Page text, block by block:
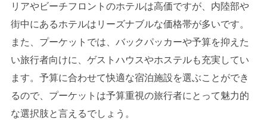
リアやビーチフロントのホテルは高価ですが、内陸部や
街中にあるホテルはリーズナブルな価格帯が多いです。
また、プーケットでは、バックパッカーや予算を抑えた
い旅行者向けに、ゲストハウスやホステルも充実してい
ます。予算に合わせて快適な宿泊施設を選ぶことができ
るので、プーケットは予算重視の旅行者にとって魅力的
な選択肢と言えるでしょう。